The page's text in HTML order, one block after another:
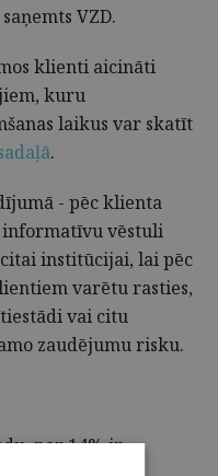
VZD.
klienti aicināti
kuru
laikus var skatīt
.
- pēc klienta
informatīvu vēstuli
institūcijai, lai pēc
varētu rasties,
vai citu
zaudējumu risku.
par 14% ir